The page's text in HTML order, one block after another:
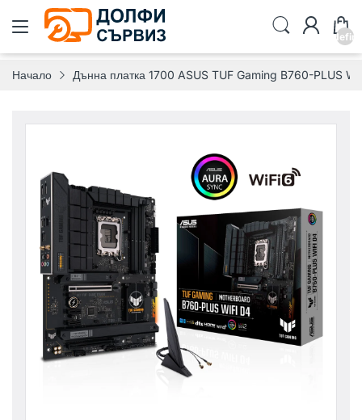
Начало Дънна платка 1700 ASUS TUF Gaming B760-PLUS